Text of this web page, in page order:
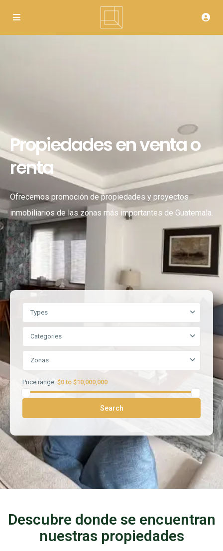
Propiedades en venta o
renta
Ofrecemos promoción de propiedades y proyectos
inmobiliarios de las zonas más importantes de Guatemala.
Types
Categories
Zonas
Price range: $0 to $10,000,000
Search
Descubre donde se encuentran
nuestras propiedades